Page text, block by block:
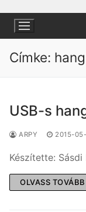
tartalomra
Címke:
USB-s
ARPY 2015-
Készítette: Sásdi
OLVASS